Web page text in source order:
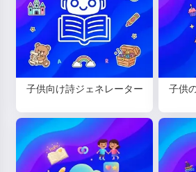
子供向け詩ジェネレーター
子供